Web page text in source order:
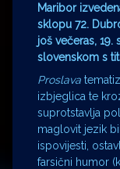
Maribor
sklopu 72.
još večeras, 19.
slovenskom s
Proslava
izbjeglica te
suprotstavlja
maglovit jezik
ispovijesti,
farsični humor